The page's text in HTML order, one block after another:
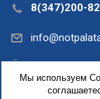
8(347)200-
офис 5
Мы используем